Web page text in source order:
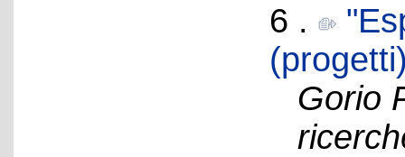
6 .
Gorio